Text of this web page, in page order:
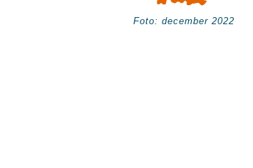
Foto: december 2022